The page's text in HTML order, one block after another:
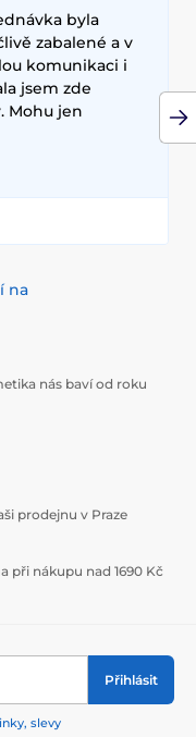
jsou
a inovativní
zářivou pleť.
byla
zabalené a v
komunikaci i
jsem zde
Mohu jen
na
nás baví od roku
prodejnu v Praze
při nákupu nad 1690 Kč
Přihlásit
slevy